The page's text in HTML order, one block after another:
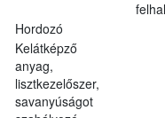
Hordozó
Kelátképző
anyag,
lisztkezelőszer,
savanyúságot